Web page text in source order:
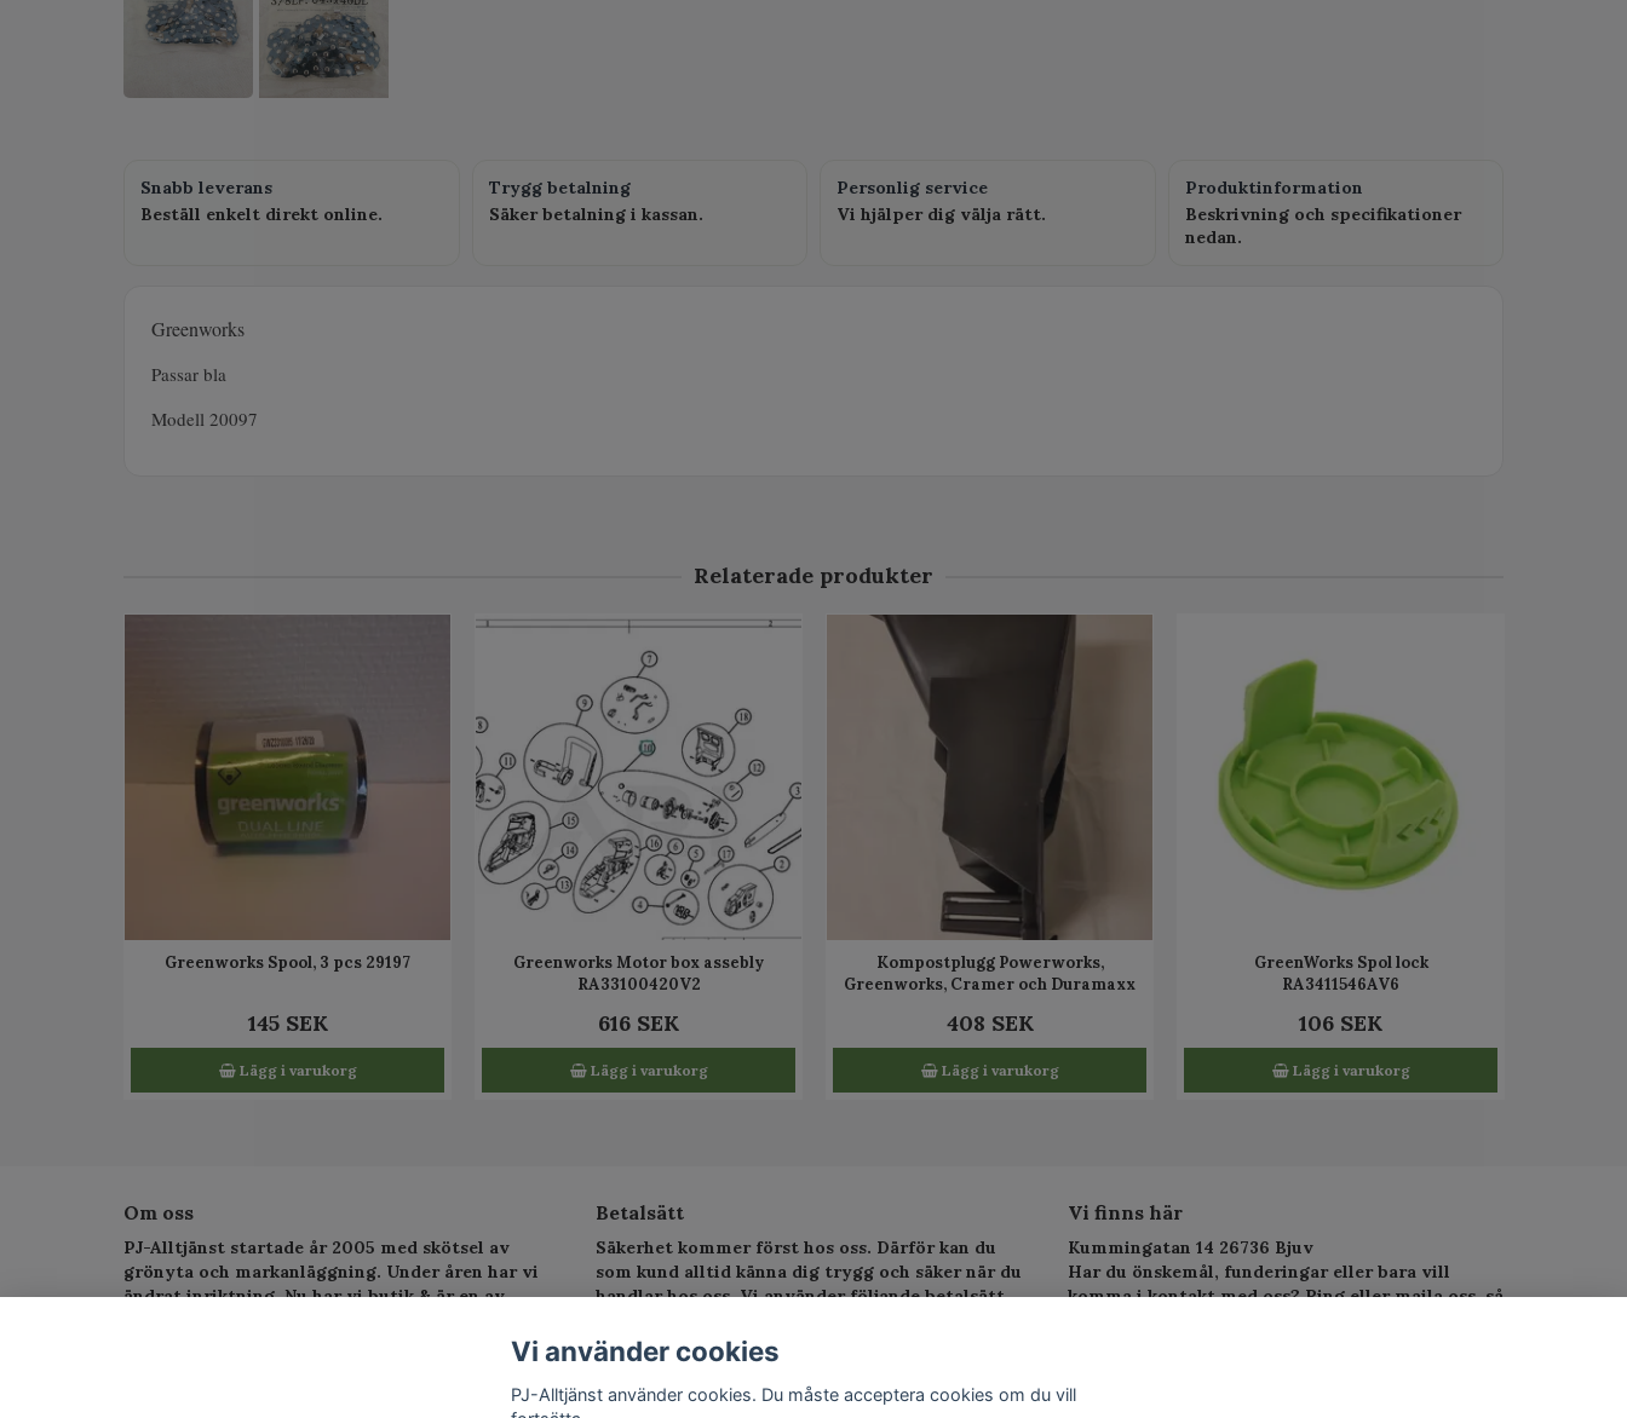
Snabb leverans
Beställ enkelt direkt online.
Trygg betalning
Säker betalning i kassan.
Personlig service
Vi hjälper dig välja rätt.
Produktinformation
Beskrivning och specifikationer
nedan.
Greenworks
Passar bla
Modell 20097
Relaterade produkter
Greenworks Spool, 3 pcs 29197
145 SEK
Lägg i varukorg
Greenworks Motor box assebly
RA33100420V2
616 SEK
Lägg i varukorg
Kompostplugg Powerworks,
Greenworks, Cramer och Duramaxx
408 SEK
Lägg i varukorg
GreenWorks Spol lock
RA3411546AV6
106 SEK
Lägg i varukorg
Om oss
PJ-Alltjänst startade år 2005 med skötsel av
grönyta och markanläggning. Under åren har vi
ändrat inriktning. Nu har vi butik & är en av
Betalsätt
Säkerhet kommer först hos oss. Därför kan du
som kund alltid känna dig trygg och säker när du
handlar hos oss. Vi använder följande betalsätt.
Vi finns här
Kummingatan 14 26736 Bjuv
Har du önskemål, funderingar eller bara vill
komma i kontakt med oss? Ring eller maila oss, så
Vi använder cookies
PJ-Alltjänst använder cookies. Du måste acceptera cookies om du vill